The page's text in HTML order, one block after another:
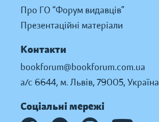
Про ГО “Форум видавців”
Презентаційні матеріали
Контакти
bookforum@bookforum.com.ua
а/с 6644, м. Львів, 79005, Україна
Соціальні мережі